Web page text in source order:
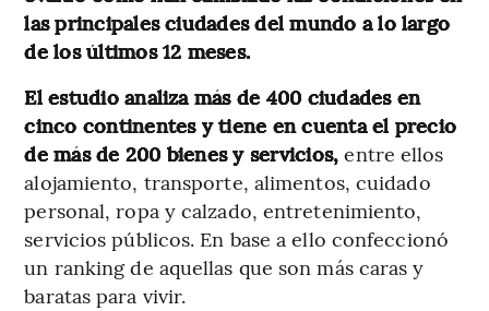
las principales ciudades del mundo a lo largo
de los últimos 12 meses.
El estudio analiza más de 400 ciudades en
cinco continentes y tiene en cuenta el precio
de más de 200 bienes y servicios, entre ellos
alojamiento, transporte, alimentos, cuidado
personal, ropa y calzado, entretenimiento,
servicios públicos. En base a ello confeccionó
un ranking de aquellas que son más caras y
baratas para vivir.